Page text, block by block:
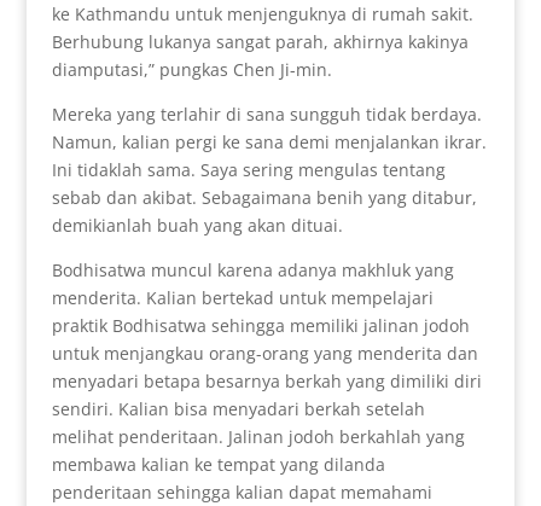
ke Kathmandu untuk menjenguknya di rumah sakit.
Berhubung lukanya sangat parah, akhirnya kakinya
diamputasi,” pungkas Chen Ji-min.
Mereka yang terlahir di sana sungguh tidak berdaya.
Namun, kalian pergi ke sana demi menjalankan ikrar.
Ini tidaklah sama. Saya sering mengulas tentang
sebab dan akibat. Sebagaimana benih yang ditabur,
demikianlah buah yang akan dituai.
Bodhisatwa muncul karena adanya makhluk yang
menderita. Kalian bertekad untuk mempelajari
praktik Bodhisatwa sehingga memiliki jalinan jodoh
untuk menjangkau orang-orang yang menderita dan
menyadari betapa besarnya berkah yang dimiliki diri
sendiri. Kalian bisa menyadari berkah setelah
melihat penderitaan. Jalinan jodoh berkahlah yang
membawa kalian ke tempat yang dilanda
penderitaan sehingga kalian dapat memahami